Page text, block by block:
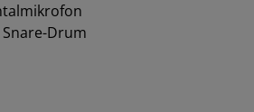
Drum